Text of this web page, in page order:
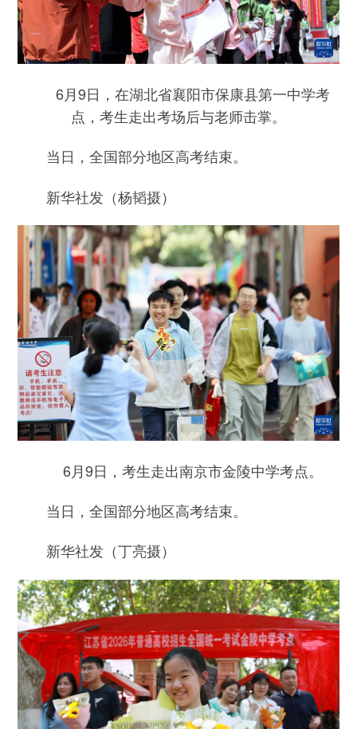
6月9日，在湖北省襄阳市保康县第一中学考
点，考生走出考场后与老师击掌。
当日，全国部分地区高考结束。
新华社发（杨韬摄）
6月9日，考生走出南京市金陵中学考点。
当日，全国部分地区高考结束。
新华社发（丁亮摄）